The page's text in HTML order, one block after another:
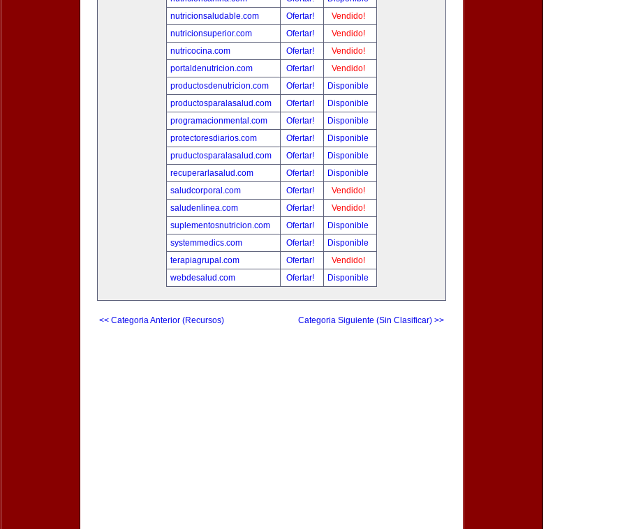
nutricionsaludable.com
Ofertar!
Vendido!
nutricionsuperior.com
Ofertar!
Vendido!
nutricocina.com
Ofertar!
Vendido!
portaldenutricion.com
Ofertar!
Vendido!
productosdenutricion.com
Ofertar!
Disponible
productosparalasalud.com
Ofertar!
Disponible
programacionmental.com
Ofertar!
Disponible
protectoresdiarios.com
Ofertar!
Disponible
pruductosparalasalud.com
Ofertar!
Disponible
recuperarlasalud.com
Ofertar!
Disponible
saludcorporal.com
Ofertar!
Vendido!
saludenlinea.com
Ofertar!
Vendido!
suplementosnutricion.com
Ofertar!
Disponible
systemmedics.com
Ofertar!
Disponible
terapiagrupal.com
Ofertar!
Vendido!
webdesalud.com
Ofertar! Disponible
<< Categoria Anterior (Recursos) Categoria Siguiente (Sin Clasificar) >>